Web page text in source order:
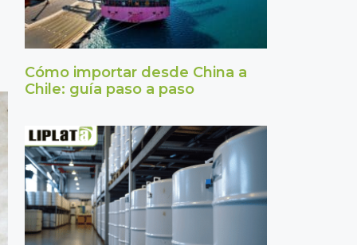
Cómo importar desde China a
Chile: guía paso a paso